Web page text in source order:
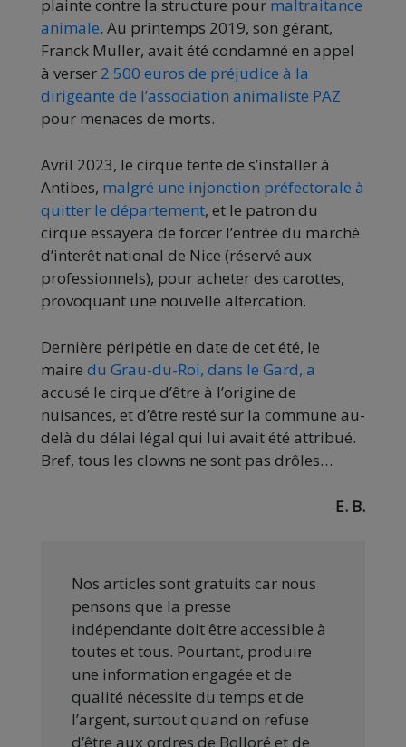
plainte contre la structure pour maltraitance
animale. Au printemps 2019, son gérant,
Franck Muller, avait été condamné en appel
à verser 2 500 euros de préjudice à la
dirigeante de l’association animaliste PAZ
pour menaces de morts.
Avril 2023, le cirque tente de s’installer à
Antibes, malgré une injonction préfectorale à
quitter le département, et le patron du
cirque essayera de forcer l’entrée du marché
d’interêt national de Nice (réservé aux
professionnels), pour acheter des carottes,
provoquant une nouvelle altercation.
Dernière péripétie en date de cet été, le
maire du Grau-du-Roi, dans le Gard, a
accusé le cirque d’être à l’origine de
nuisances, et d’être resté sur la commune au-
delà du délai légal qui lui avait été attribué.
Bref, tous les clowns ne sont pas drôles…
E. B.
Nos articles sont gratuits car nous
pensons que la presse
indépendante doit être accessible à
toutes et tous. Pourtant, produire
une information engagée et de
qualité nécessite du temps et de
l’argent, surtout quand on refuse
d’être aux ordres de Bolloré et de